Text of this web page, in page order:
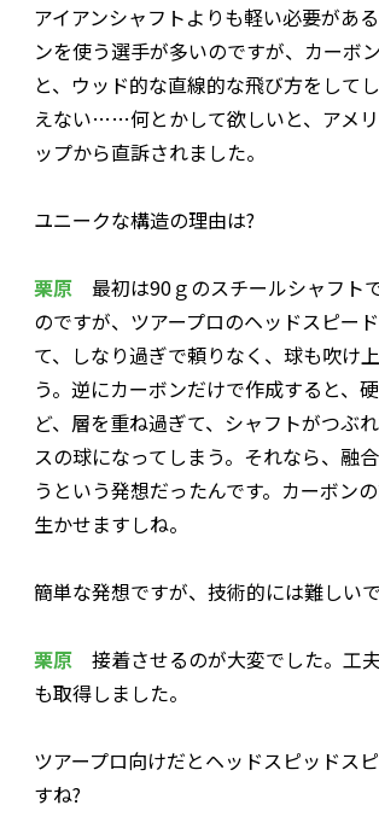
アイアンシャフトよりも軽い必要があ
ンを使う選手が多いのですが、カーボ
と、ウッド的な直線的な飛び方をして
えない……何とかして欲しいと、アメ
ップから直訴されました。
――ユニークな構造の理由は?
栗原 最初は90ｇのスチールシャフト
のですが、ツアープロのヘッドスピー
て、しなり過ぎで頼りなく、球も吹け
う。逆にカーボンだけで作成すると、
ど、層を重ね過ぎて、シャフトがつぶ
スの球になってしまう。それなら、融
うという発想だったんです。カーボン
生かせますしね。
――簡単な発想ですが、技術的には難しい
栗原 接着させるのが大変でした。工
も取得しました。
――ツアープロ向けだとヘッドスピッドス
すね?